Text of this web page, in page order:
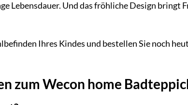
Lebensdauer. Und das fröhliche Design bringt
Ihres Kindes und bestellen Sie noch
zum Wecon home